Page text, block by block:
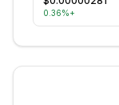
+
0.36%